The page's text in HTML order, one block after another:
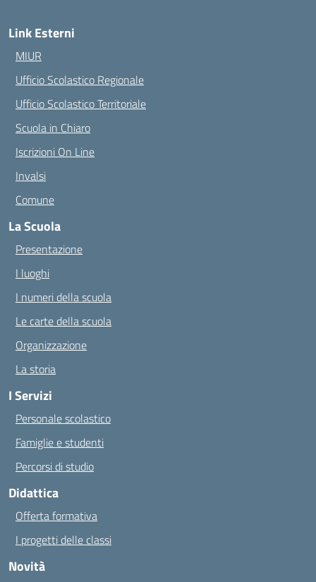
Link Esterni
MIUR
Ufficio Scolastico Regionale
Ufficio Scolastico Territoriale
Scuola in Chiaro
Iscrizioni On Line
Invalsi
Comune
La Scuola
Presentazione
I luoghi
I numeri della scuola
Le carte della scuola
Organizzazione
La storia
I Servizi
Personale scolastico
Famiglie e studenti
Percorsi di studio
Didattica
Offerta formativa
I progetti delle classi
Novità